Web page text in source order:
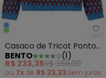
- Casaco de Moletom
Casaco de Tricot Ponto
Pipoca Azul
BENTO (1)
R$ 233,35R$ 359,00
ou 7x de R$ 33,33 sem juros